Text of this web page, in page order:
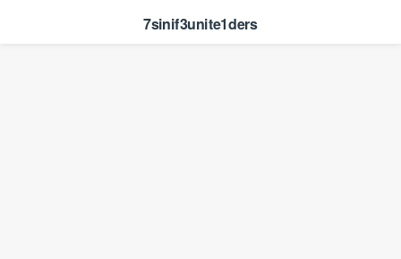
7sinif3unite1ders